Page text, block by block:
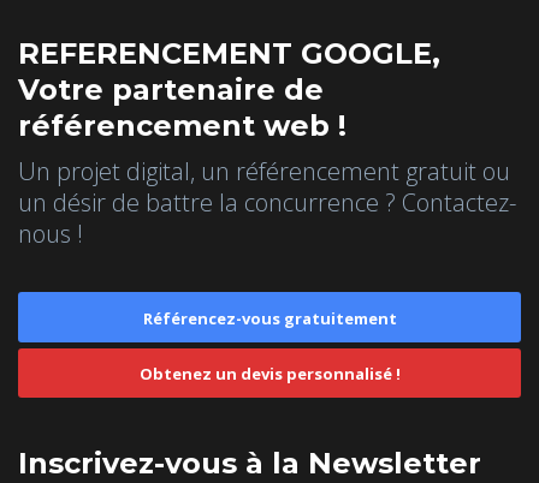
REFERENCEMENT GOOGLE,
Votre partenaire de
référencement web !
Un projet digital, un référencement gratuit ou
un désir de battre la concurrence ? Contactez-
nous !
Référencez-vous gratuitement
Obtenez un devis personnalisé !
Inscrivez-vous à la Newsletter